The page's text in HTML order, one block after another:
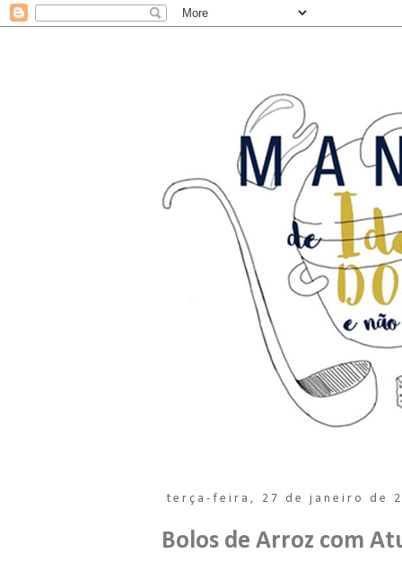
terça-feira, 27 de janeiro de
Bolos de Arroz com